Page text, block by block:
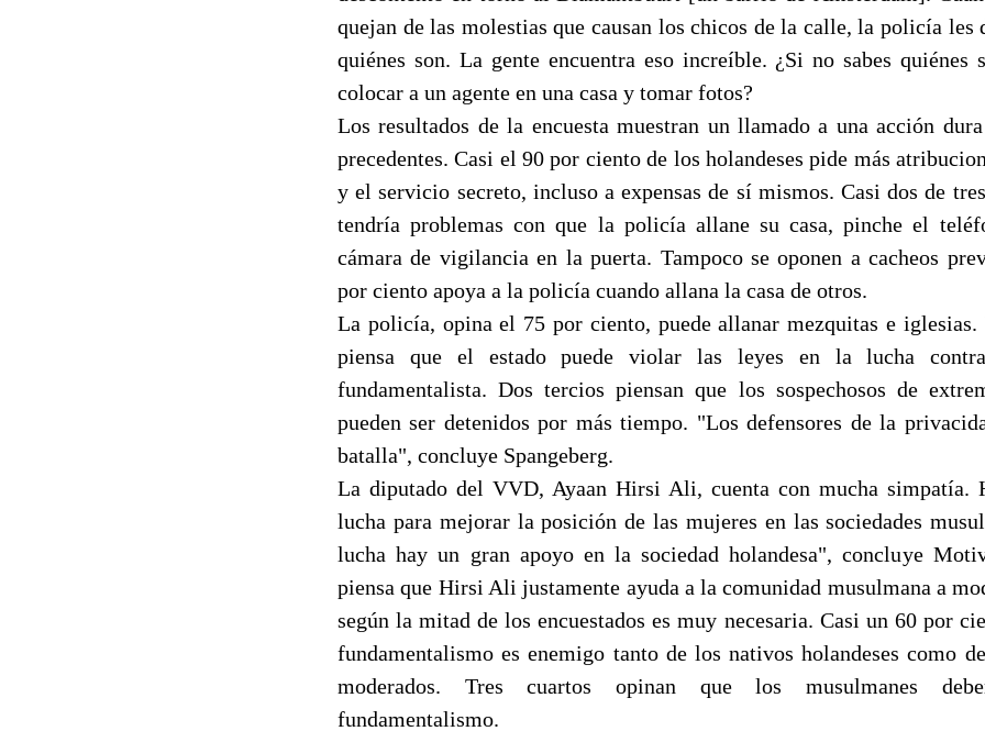
quejan de las molestias que causan los chicos de la calle, la policía les
quiénes son. La gente encuentra eso increíble. ¿Si no sabes quiénes
colocar a un agente en una casa y tomar fotos?
Los resultados de la encuesta muestran un llamado a una acción
precedentes. Casi el 90 por ciento de los holandeses pide más
y el servicio secreto, incluso a expensas de sí mismos. Casi dos de
tendría problemas con que la policía allane su casa, pinche el
cámara de vigilancia en la puerta. Tampoco se oponen a cacheos
por ciento apoya a la policía cuando allana la casa de otros.
La policía, opina el 75 por ciento, puede allanar mezquitas e
piensa que el estado puede violar las leyes en la lucha
fundamentalista. Dos tercios piensan que los sospechosos de
pueden ser detenidos por más tiempo. "Los defensores de la
batalla", concluye Spangeberg.
La diputado del VVD, Ayaan Hirsi Ali, cuenta con mucha simpatía.
lucha para mejorar la posición de las mujeres en las sociedades
lucha hay un gran apoyo en la sociedad holandesa", concluye
piensa que Hirsi Ali justamente ayuda a la comunidad musulmana a
según la mitad de los encuestados es muy necesaria. Casi un 60 por
fundamentalismo es enemigo tanto de los nativos holandeses como
moderados. Tres cuartos opinan que los musulmanes
fundamentalismo.